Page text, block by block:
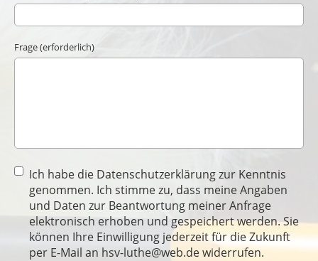
Frage (erforderlich)
Ich habe die Datenschutzerklärung zur Kenntnis
genommen. Ich stimme zu, dass meine Angaben
und Daten zur Beantwortung meiner Anfrage
elektronisch erhoben und gespeichert werden. Sie
können Ihre Einwilligung jederzeit für die Zukunft
per E-Mail an hsv-luthe@web.de widerrufen.